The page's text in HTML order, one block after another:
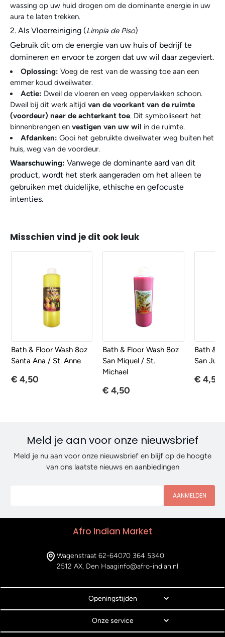
wassing op uw huid drogen om de dominante energie in uw
aura te laten trekken.
2. Als Vloerreiniging (Limpia de Piso)
Gebruik dit om de energie van uw huis of bedrijf te
domineren en ervoor te zorgen dat uw wil daar zegeviert.
Oplossing: Voeg de rest van de wassing toe aan een
emmer koud dweilwater.
Actie: Dweil de vloeren en veeg oppervlakken schoon.
Dweil bij dit werk altijd van de voorkant van de ruimte
(voordeur) naar de achterkant toe. Dit symboliseert het
binnenbrengen en vestigen van uw wil in de ruimte.
Afdanken: Gooi het gebruikte dweilwater weg buiten het
huis, weg van de voordeur.
Waarschuwing: Vanwege de dominante aard van dit
product, wordt het sterk aangeraden om het alleen te
gebruiken met duidelijke, ethische en gefocuste
intenties.
Misschien vind je dit ook leuk
Bath & Floor Wash 8oz
Santa Ana / St. Anne
€ 4,50
Bath & Floor Wash 8oz
San Miquel / St.
Michael
€ 4,50
Bath &
San
€ 4,50
Meld je aan voor onze nieuwsbrief
Meld je nu aan voor onze nieuwsbrief en blijf op de hoogte
van ons laatste nieuws en aanbiedingen
AANMELDEN
Afro Indian Market
Wagenstraat 62-64
2512 AX, Den Haag
070 364 5340
info@afro-indian.nl
Openingstijden
Onze service